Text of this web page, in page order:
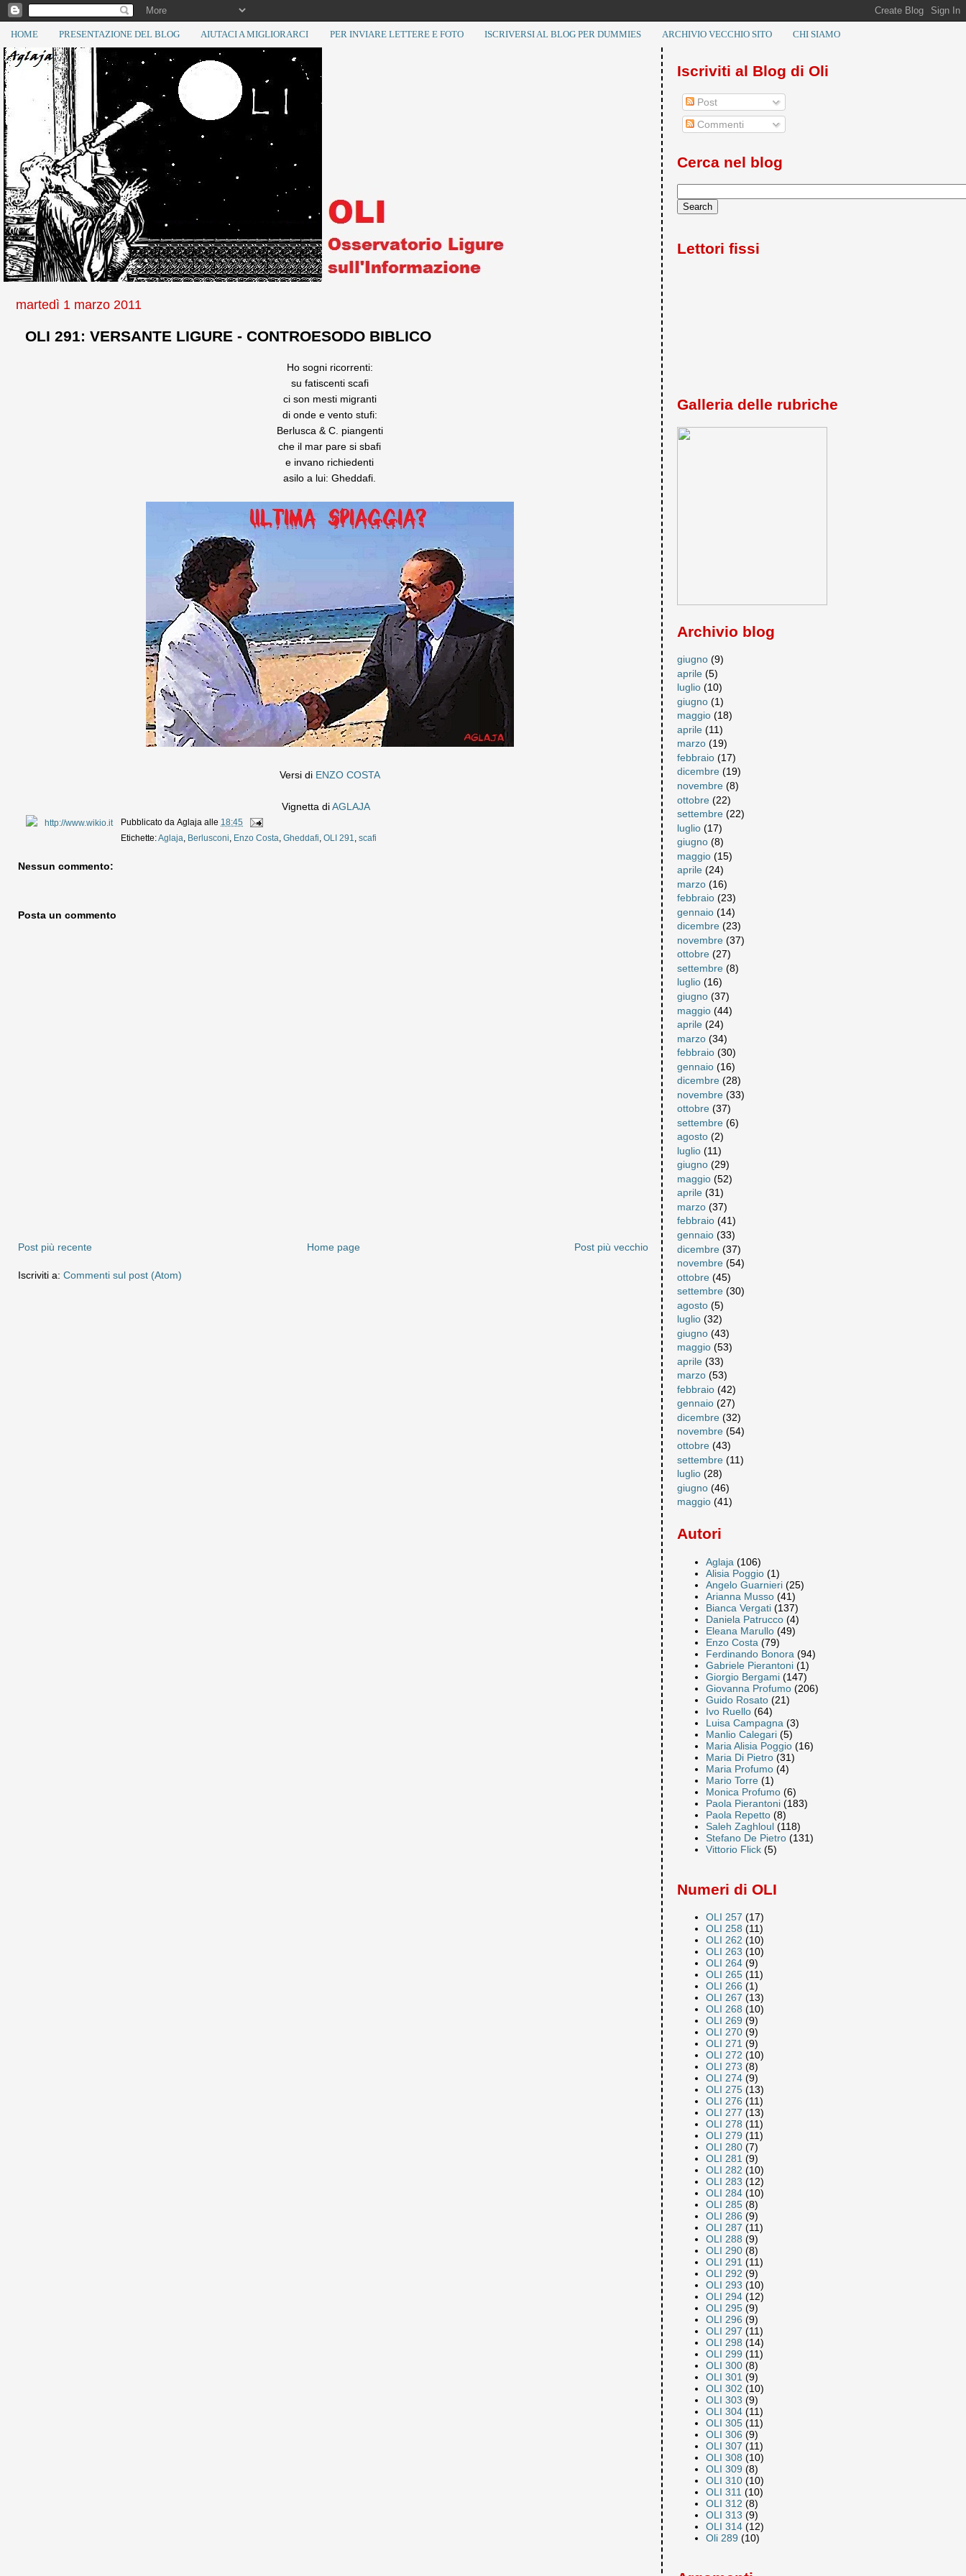
HOME PRESENTAZIONE DEL BLOG AIUTACI A MIGLIORARCI PER INVIARE LETTERE E FOTO ISCRIVERSI AL BLOG PER DUMMIES ARCHIVIO VECCHIO SITO CHI SIAMO
martedì 1 marzo 2011
OLI 291: VERSANTE LIGURE - CONTROESODO BIBLICO
Ho sogni ricorrenti:
su fatiscenti scafi
ci son mesti migranti
di onde e vento stufi:
Berlusca & C. piangenti
che il mar pare si sbafi
e invano richiedenti
asilo a lui: Gheddafi.
Versi di ENZO COSTA
Vignetta diAGLAJA
Pubblicato daAglaja alle 18:45
Etichette:Aglaja, Berlusconi, Enzo Costa,Gheddafi,OLI 291,scafi
Nessun commento:
Posta un commento
Post più recente Post più vecchio
Home page
Iscriviti a: Commenti sul post (Atom)
Iscriviti al Blog di Oli
Post
Commenti
Cerca nel blog
Lettori fissi
Galleria delle rubriche
Archivio blog
giugno (9)
aprile (5)
luglio (10)
giugno (1)
maggio (18)
aprile (11)
marzo (19)
febbraio (17)
dicembre (19)
novembre (8)
ottobre (22)
settembre (22)
luglio (17)
giugno (8)
maggio (15)
aprile (24)
marzo (16)
febbraio (23)
gennaio (14)
dicembre (23)
novembre (37)
ottobre (27)
settembre (8)
luglio (16)
giugno (37)
maggio (44)
aprile (24)
marzo (34)
febbraio (30)
gennaio (16)
dicembre (28)
novembre (33)
ottobre (37)
settembre (6)
agosto (2)
luglio (11)
giugno (29)
maggio (52)
aprile (31)
marzo (37)
febbraio (41)
gennaio (33)
dicembre (37)
novembre (54)
ottobre (45)
settembre (30)
agosto (5)
luglio (32)
giugno (43)
maggio (53)
aprile (33)
marzo (53)
febbraio (42)
gennaio (27)
dicembre (32)
novembre (54)
ottobre (43)
settembre (11)
luglio (28)
giugno (46)
maggio (41)
Autori
Aglaja (106)
Alisia Poggio (1)
Angelo Guarnieri (25)
Arianna Musso (41)
Bianca Vergati (137)
Daniela Patrucco (4)
Eleana Marullo (49)
Enzo Costa (79)
Ferdinando Bonora (94)
Gabriele Pierantoni (1)
Giorgio Bergami (147)
Giovanna Profumo (206)
Guido Rosato (21)
Ivo Ruello (64)
Luisa Campagna (3)
Manlio Calegari (5)
Maria Alisia Poggio (16)
Maria Di Pietro (31)
Maria Profumo (4)
Mario Torre (1)
Monica Profumo (6)
Paola Pierantoni (183)
Paola Repetto (8)
Saleh Zaghloul (118)
Stefano De Pietro (131)
Vittorio Flick (5)
Numeri di OLI
OLI 257 (17)
OLI 258 (11)
OLI 262 (10)
OLI 263 (10)
OLI 264 (9)
OLI 265 (11)
OLI 266 (1)
OLI 267 (13)
OLI 268 (10)
OLI 269 (9)
OLI 270 (9)
OLI 271 (9)
OLI 272 (10)
OLI 273 (8)
OLI 274 (9)
OLI 275 (13)
OLI 276 (11)
OLI 277 (13)
OLI 278 (11)
OLI 279 (11)
OLI 280 (7)
OLI 281 (9)
OLI 282 (10)
OLI 283 (12)
OLI 284 (10)
OLI 285 (8)
OLI 286 (9)
OLI 287 (11)
OLI 288 (9)
OLI 290 (8)
OLI 291 (11)
OLI 292 (9)
OLI 293 (10)
OLI 294 (12)
OLI 295 (9)
OLI 296 (9)
OLI 297 (11)
OLI 298 (14)
OLI 299 (11)
OLI 300 (8)
OLI 301 (9)
OLI 302 (10)
OLI 303 (9)
OLI 304 (11)
OLI 305 (11)
OLI 306 (9)
OLI 307 (11)
OLI 308 (10)
OLI 309 (8)
OLI 310 (10)
OLI 311 (10)
OLI 312 (8)
OLI 313 (9)
OLI 314 (12)
Oli 289 (10)